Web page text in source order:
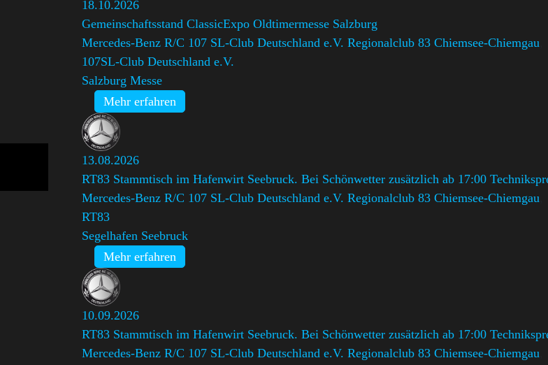
18.10.2026
Gemeinschaftsstand ClassicExpo Oldtimermesse Salzburg
Mercedes-Benz R/C 107 SL-Club Deutschland e.V. Regionalclub 83 Chiemsee-Chiemgau
107SL-Club Deutschland e.V.
Salzburg Messe
Mehr erfahren
13.08.2026
RT83 Stammtisch im Hafenwirt Seebruck. Bei Schönwetter zusätzlich ab 17:00
Mercedes-Benz R/C 107 SL-Club Deutschland e.V. Regionalclub 83 Chiemsee-Chiemgau
RT83
Segelhafen Seebruck
Mehr erfahren
10.09.2026
RT83 Stammtisch im Hafenwirt Seebruck. Bei Schönwetter zusätzlich ab 17:00
Mercedes-Benz R/C 107 SL-Club Deutschland e.V. Regionalclub 83 Chiemsee-Chiemgau